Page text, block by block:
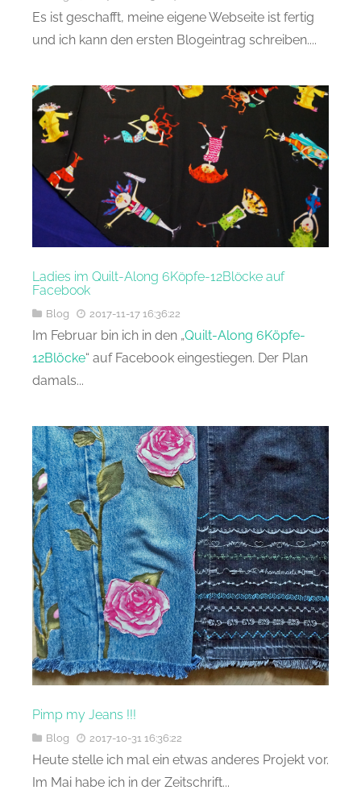
Es ist geschafft, meine eigene Webseite ist fertig
und ich kann den ersten Blogeintrag schreiben....
Ladies im Quilt-Along 6Köpfe-12Blöcke auf
Facebook
Blog 2017-11-17 16:36:22
Im Februar bin ich in den „Quilt-Along 6Köpfe-
12Blöcke“ auf Facebook eingestiegen. Der Plan
damals...
Pimp my Jeans !!!
Blog 2017-10-31 16:36:22
Heute stelle ich mal ein etwas anderes Projekt vor.
Im Mai habe ich in der Zeitschrift...